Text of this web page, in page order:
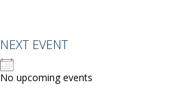
NEXT EVENT
No upcoming events